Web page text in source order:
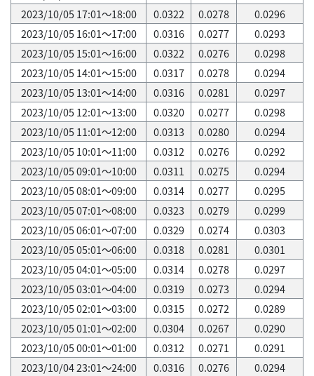
2023/10/05 17:01～18:00
0.0322 0.0278
0.0296
2023/10/05 16:01～17:00
0.0316 0.0277
0.0293
2023/10/05 15:01～16:00
0.0322 0.0276
0.0298
2023/10/05 14:01～15:00
0.0317 0.0278
0.0294
2023/10/05 13:01～14:00
0.0316 0.0281
0.0297
2023/10/05 12:01～13:00
0.0320 0.0277
0.0298
2023/10/05 11:01～12:00
0.0313 0.0280
0.0294
2023/10/05 10:01～11:00
0.0312 0.0276
0.0292
2023/10/05 09:01～10:00
0.0311 0.0275
0.0294
2023/10/05 08:01～09:00
0.0314 0.0277
0.0295
2023/10/05 07:01～08:00
0.0323 0.0279
0.0299
2023/10/05 06:01～07:00
0.0329 0.0274
0.0303
2023/10/05 05:01～06:00
0.0318 0.0281
0.0301
2023/10/05 04:01～05:00
0.0314 0.0278
0.0297
2023/10/05 03:01～04:00
0.0319 0.0273
0.0294
2023/10/05 02:01～03:00
0.0315 0.0272
0.0289
2023/10/05 01:01～02:00
0.0304 0.0267
0.0290
2023/10/05 00:01～01:00
0.0312 0.0271
0.0291
2023/10/04 23:01～24:00
0.0316 0.0276
0.0294